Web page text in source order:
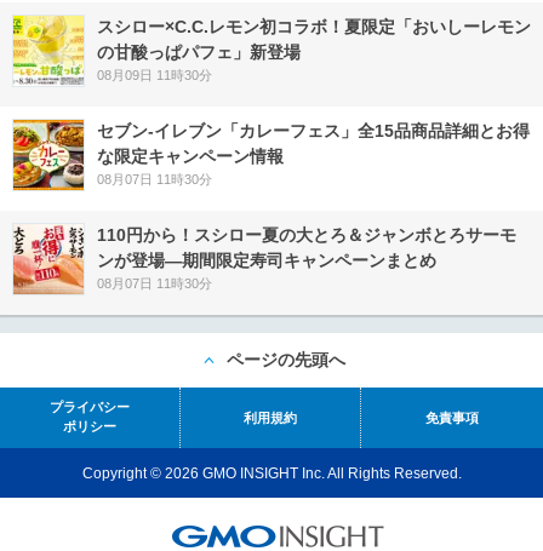
スシロー×C.C.レモン初コラボ！夏限定「おいしーレモン
の甘酸っぱパフェ」新登場
08月09日 11時30分
セブン‐イレブン「カレーフェス」全15品商品詳細とお得
な限定キャンペーン情報
08月07日 11時30分
110円から！スシロー夏の大とろ＆ジャンボとろサーモ
ンが登場―期間限定寿司キャンペーンまとめ
08月07日 11時30分
ページの先頭へ
プライバシー
ポリシー
利用規約 免責事項
Copyright © 2026 GMO INSIGHT Inc. All Rights Reserved.